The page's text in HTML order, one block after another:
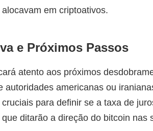
em criptoativos.
e Próximos Passos
atento aos próximos
autoridades americanas ou
para definir se a taxa de
ditarão a direção do bitcoin nas